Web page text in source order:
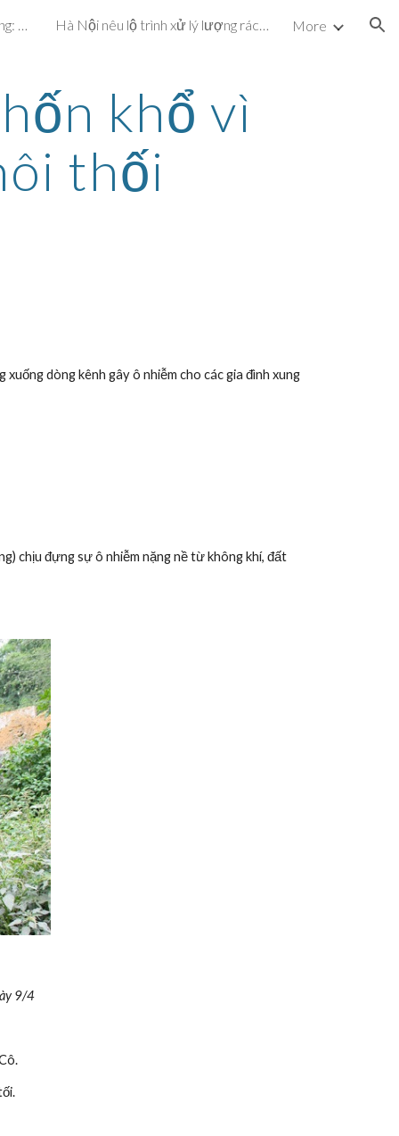
Dự án cấp nước hơn 72 tỷ đồng: Vừa vận hành, vừa khắc phục sự cố Hà Nội nêu lộ trình xử lý lượng rác chôn ở bãi Nam Sơn More
khổ vì
thối
dòng kênh gây ô nhiễm cho các gia đình xung
chịu đựng sự ô nhiễm nặng nề từ không khí, đất
9/4